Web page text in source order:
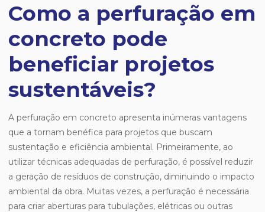
Como a perfuração em
concreto pode
beneficiar projetos
sustentáveis?
A perfuração em concreto apresenta inúmeras vantagens
que a tornam benéfica para projetos que buscam
sustentação e eficiência ambiental. Primeiramente, ao
utilizar técnicas adequadas de perfuração, é possível reduzir
a geração de resíduos de construção, diminuindo o impacto
ambiental da obra. Muitas vezes, a perfuração é necessária
para criar aberturas para tubulações, elétricas ou outras